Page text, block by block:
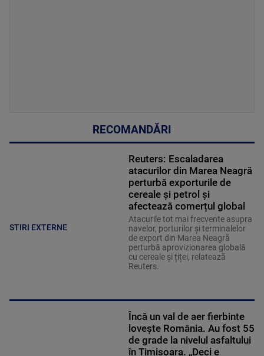
RECOMANDĂRI
STIRI EXTERNE
Reuters: Escaladarea
atacurilor din Marea Neagră
perturbă exporturile de
cereale și petrol și
afectează comerțul global
Atacurile tot mai frecvente asupra
navelor, porturilor și terminalelor
de export din Marea Neagră
perturbă aprovizionarea globală
cu cereale și țiței, relatează
Reuters.
Încă un val de aer fierbinte
lovește România. Au fost 55
de grade la nivelul asfaltului
în Timișoara. „Deci e